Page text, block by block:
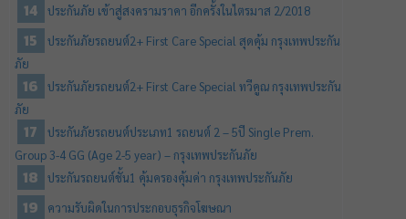
ประกันภัย เข้าสู่สงครามราคา อีกครั้งในไตรมาส 2/2018
ประกันภัยรถยนต์2+ First Care Special สุดคุ้ม กรุงเทพประกัน
ภัย
ประกันภัยรถยนต์2+ First Care Special ทวีคูณ กรุงเทพประกัน
ภัย
ประกันภัยรถยนต์ประเภท1 รถยนต์ 2 – 5ปี Single Prem.
Group 3-4 GG (Age 2-5 year) – กรุงเทพประกันภัย
ประกันรถยนต์ชั้น1 คุ้มครองคุ้มค่า กรุงเทพประกันภัย
ความรับผิดในการประกอบธุรกิจโฆษณา